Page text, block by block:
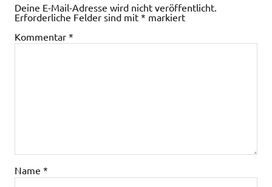
Deine E-Mail-Adresse wird nicht veröffentlicht.
Erforderliche Felder sind mit * markiert
Kommentar *
Name *